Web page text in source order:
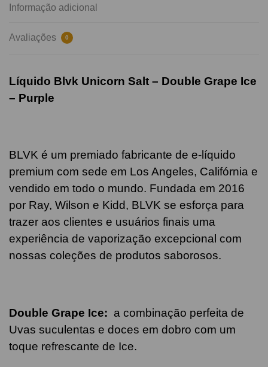
Informação adicional
Avaliações 0
Líquido Blvk Unicorn Salt – Double Grape Ice
– Purple
BLVK é um premiado fabricante de e-líquido
premium com sede em Los Angeles, Califórnia e
vendido em todo o mundo. Fundada em 2016
por Ray, Wilson e Kidd, BLVK se esforça para
trazer aos clientes e usuários finais uma
experiência de vaporização excepcional com
nossas coleções de produtos saborosos.
Double Grape Ice: a combinação perfeita de
Uvas suculentas e doces em dobro com um
toque refrescante de Ice.